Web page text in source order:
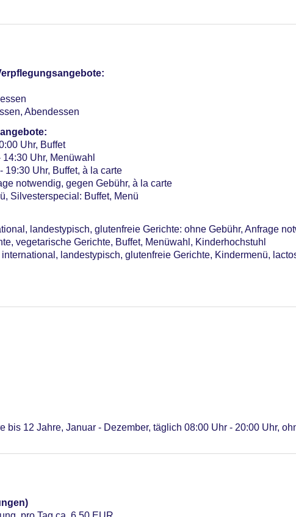
Indoor, Süßwasser
Indoor, Süßwasser
Hotel (Anlage): ohne Gebühr
Verfügbarkeit), unbewacht: Barzahlung, pro Nacht ca. 15 EUR,
1, klimatisierte Tagungsräume
93, Nebengebäude: 2
Abendessen
Uhr, Buffet
Uhr, Menüwahl
Uhr, Buffet, à la carte
notwendig, gegen Gebühr, à la carte
Silvesterspecial: Buffet, Menü
landestypisch, glutenfreie Gerichte: ohne Gebühr, Anfrage
vegetarische Gerichte, Buffet, Menüwahl, Kinderhochstuhl
landestypisch, glutenfreie Gerichte, Kindermenü,
bis 12 Jahre, Januar - Dezember, täglich 08:00 Uhr - 20:00 Uhr,